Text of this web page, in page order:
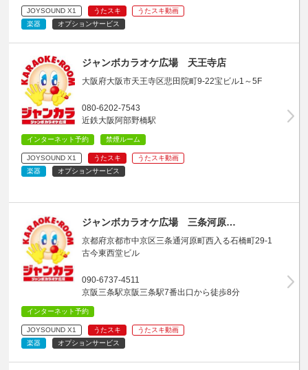
JOYSOUND X1 うたスキ
うたスキ動画
楽器
オプションサービス
ジャンボカラオケ広場 天王寺店
大阪府大阪市天王寺区悲田院町9-22宝ビル1～5F
080-6202-7543
近鉄大阪阿部野橋駅
インターネット予約 禁煙ルーム
JOYSOUND X1 うたスキ
うたスキ動画
楽器
オプションサービス
ジャンボカラオケ広場 三条河原…
京都府京都市中京区三条通河原町西入る石橋町29-1
古今東西堂ビル
090-6737-4511
京阪三条駅京阪三条駅7番出口から徒歩8分
インターネット予約
JOYSOUND X1 うたスキ
うたスキ動画
楽器
オプションサービス